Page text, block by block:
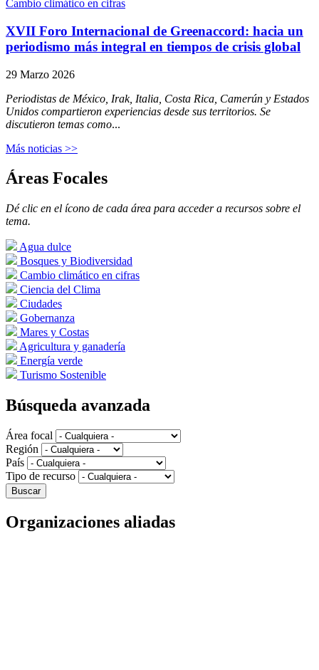
Cambio climático en cifras
XVII Foro Internacional de Greenaccord: hacia un
periodismo más integral en tiempos de crisis global
29 Marzo 2026
Periodistas de México, Irak, Italia, Costa Rica, Camerún y Estados
Unidos compartieron experiencias desde sus territorios. Se
discutieron temas como...
Más noticias >>
Áreas Focales
Dé clic en el ícono de cada área para acceder a recursos sobre el
tema.
Agua dulce
Bosques y Biodiversidad
Cambio climático en cifras
Ciencia del Clima
Ciudades
Gobernanza
Mares y Costas
Agricultura y ganadería
Energía verde
Turismo Sostenible
Búsqueda avanzada
Área focal
Región
País
Tipo de recurso
Organizaciones aliadas